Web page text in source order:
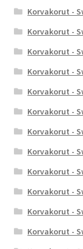
Korvakorut -
Korvakorut -
Korvakorut -
Korvakorut -
Korvakorut -
Korvakorut -
Korvakorut -
Korvakorut -
Korvakorut -
Korvakorut -
Korvakorut -
Korvakorut -